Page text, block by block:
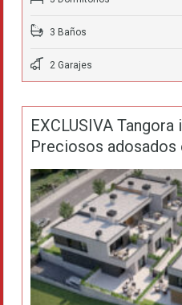
3 Baños
2 Garajes
EXCLUSIVA
Preciosos adosados